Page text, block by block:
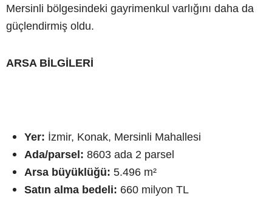
Mersinli bölgesindeki gayrimenkul varlığını daha da
güçlendirmiş oldu.
ARSA BİLGİLERİ
Yer: İzmir, Konak, Mersinli Mahallesi
Ada/parsel: 8603 ada 2 parsel
Arsa büyüklüğü: 5.496 m²
Satın alma bedeli: 660 milyon TL